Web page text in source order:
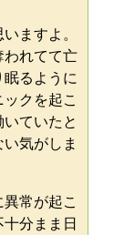
ますよ。
われてて亡
眠るように
クを起こ
ていたと
気がしま
常が起こ
分まま日